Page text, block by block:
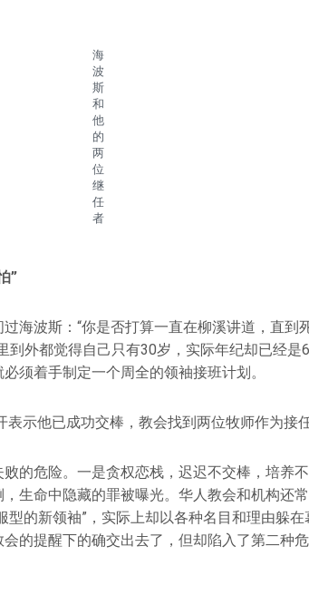
海
波
斯
和
他
的
两
位
继
任
者
”
海波斯：“你是否打算一直在柳溪讲道，直到
到外都觉得自己只有30岁，实际年纪却已经是
须着手制定一个周全的领袖接班计划。
示他已成功交棒，教会找到两位牧师作为接任
的危险。一是贪权恋栈，迟迟不交棒，培养
生命中隐藏的罪被曝光。华人教会和机构还
型的新领袖”，实际上却以各种名目和理由躲
的提醒下的确交出去了，但却陷入了第二种